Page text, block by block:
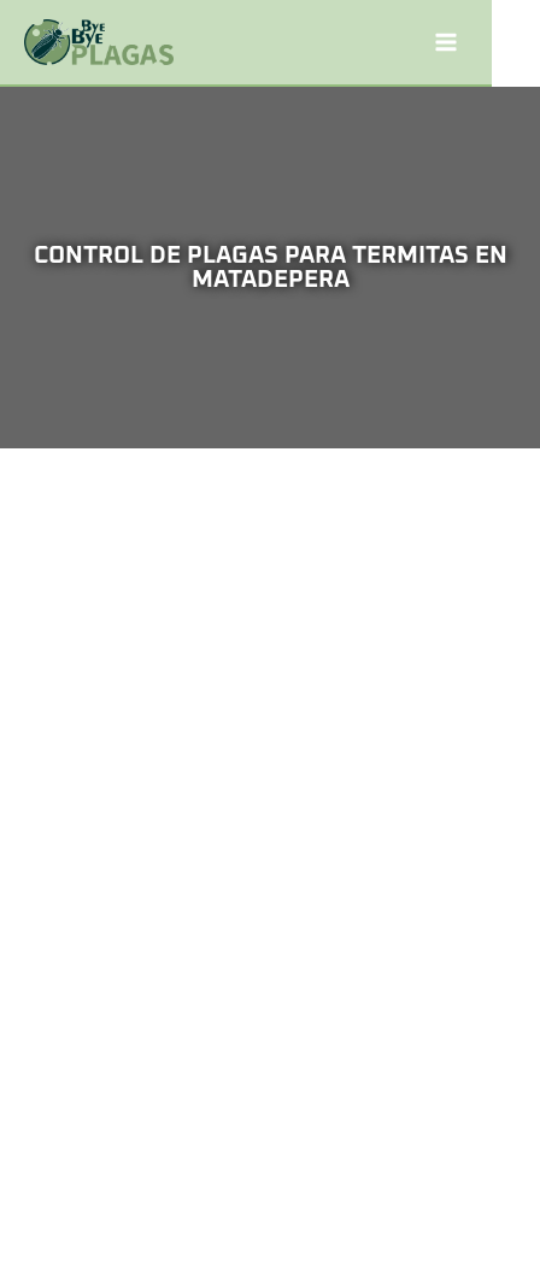
CONTROL DE PLAGAS PARA TERMITAS EN
MATADEPERA